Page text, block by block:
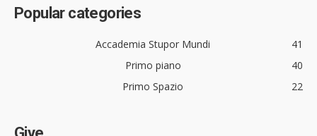
Popular categories
Accademia Stupor Mundi
41
Primo piano
40
Primo Spazio
22